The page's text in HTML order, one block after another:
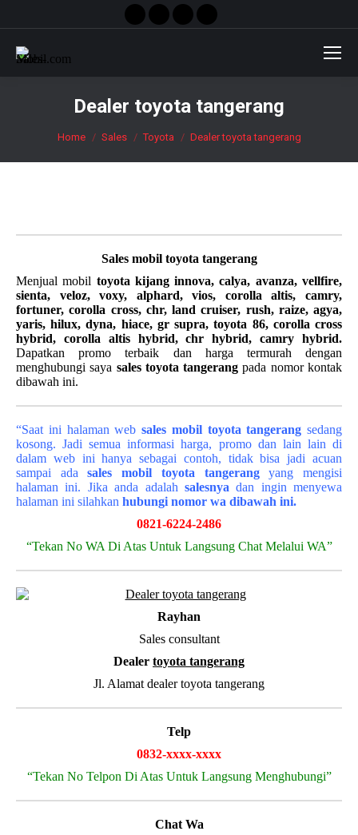
Facebook
windowwindow
Instagram
window
YouTube
window
Dealer toyota tangerang
Home Sales Toyota Dealer toyota tangerang
Sales mobil toyota tangerang
Menjual mobil toyota kijang innova, calya, avanza, vellfire,
sienta, veloz, voxy, alphard, vios, corolla altis, camry,
fortuner, corolla cross, chr, land cruiser, rush, raize, agya,
yaris, hilux, dyna, hiace, gr supra, toyota 86, corolla cross
hybrid, corolla altis hybrid, chr hybrid, camry hybrid.
Dapatkan promo terbaik dan harga termurah dengan
menghubungi saya sales toyota tangerang pada nomor kontak
dibawah ini.
“Saat ini halaman web sales mobil toyota tangerang sedang
kosong. Jadi semua informasi harga, promo dan lain lain di
dalam web ini hanya sebagai contoh, tidak bisa jadi acuan
sampai adasales mobil toyota tangerangyang mengisi
halaman ini. Jika anda adalah salesnya dan ingin menyewa
halaman ini silahkan hubungi nomor wa dibawah ini.
0821-6224-2486
“Tekan No WA Di Atas Untuk Langsung Chat Melalui WA”
Rayhan
Sales consultant
Dealer toyota tangerang
Jl. Alamat dealer toyota tangerang
Telp
0832-xxxx-xxxx
“Tekan No Telpon Di Atas Untuk Langsung Menghubungi”
Chat Wa